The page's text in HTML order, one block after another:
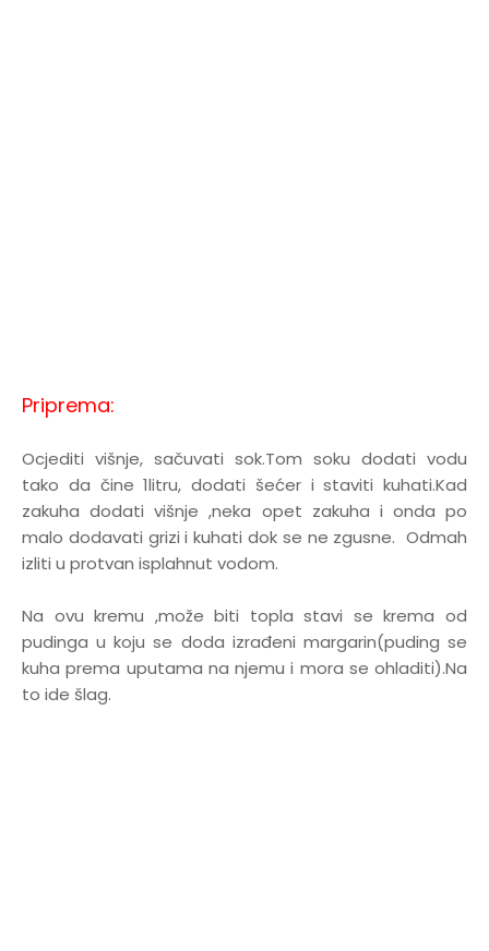
Priprema:
Ocjediti višnje, sačuvati sok.Tom soku dodati vodu
tako da čine 1litru, dodati šećer i staviti kuhati.Kad
zakuha dodati višnje ,neka opet zakuha i onda po
malo dodavati grizi i kuhati dok se ne zgusne. Odmah
izliti u protvan isplahnut vodom.
Na ovu kremu ,može biti topla stavi se krema od
pudinga u koju se doda izrađeni margarin(puding se
kuha prema uputama na njemu i mora se ohladiti).Na
to ide šlag.